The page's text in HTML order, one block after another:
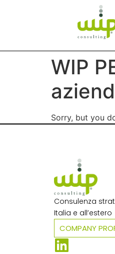
WIP
Sorry, but you
Consulenza
Italia e all’estero​
COMPANY